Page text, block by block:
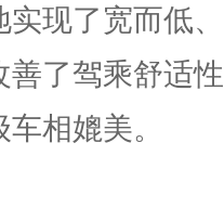
实现了宽而低
善了驾乘舒适
相媲美。